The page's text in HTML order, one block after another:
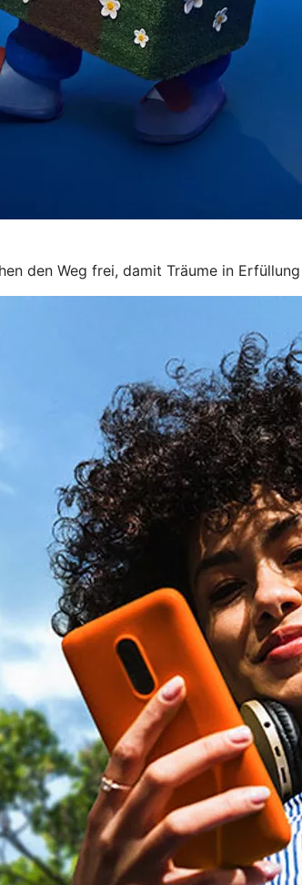
den Weg frei, damit Träume in Erfüllung